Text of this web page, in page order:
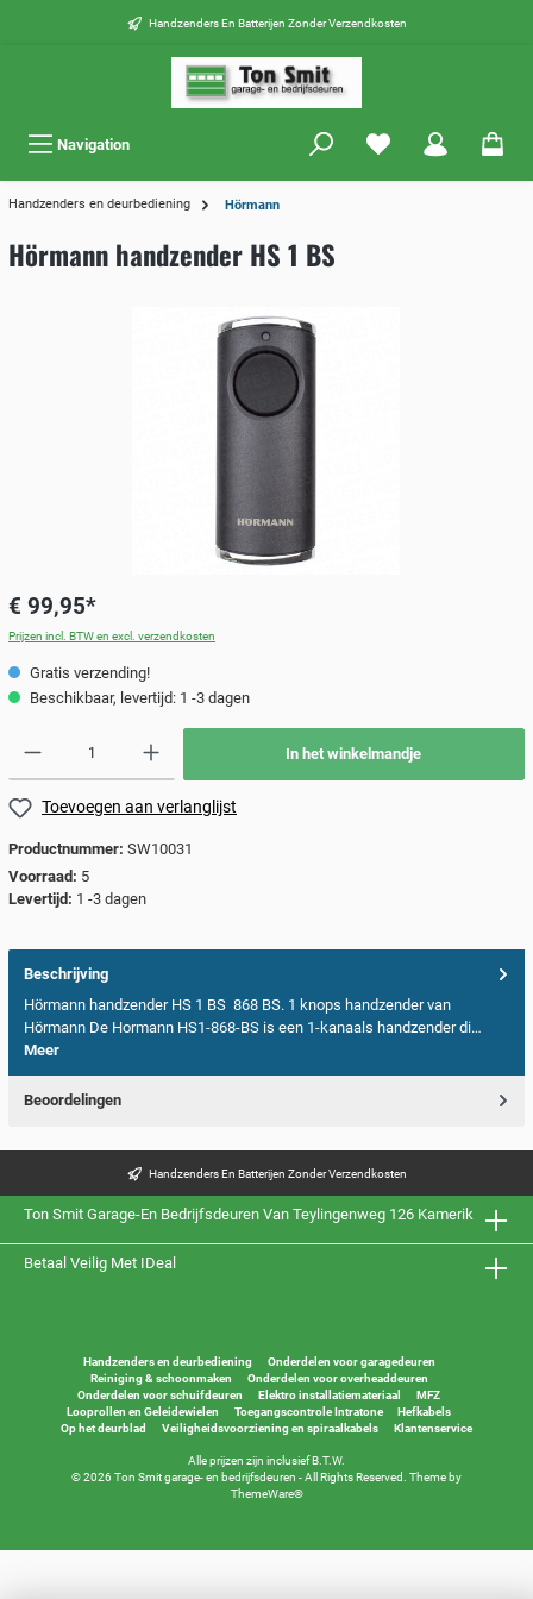
Handzenders En Batterijen Zonder Verzendkosten
Navigation
Handzenders en deurbediening Hörmann
Hörmann handzender HS 1 BS
€ 99,95*
Prijzen incl. BTW en excl. verzendkosten
Gratis verzending!
Beschikbaar, levertijd: 1 -3 dagen
In het winkelmandje
Toevoegen aan verlanglijst
Productnummer: SW10031
Voorraad: 5
Levertijd: 1 -3 dagen
Beschrijving
Hörmann handzender HS 1 BS 868 BS. 1 knops handzender van
Hörmann De Hormann HS1-868-BS is een 1-kanaals handzender di…
Meer
Beoordelingen
Handzenders En Batterijen Zonder Verzendkosten
Ton Smit Garage-En Bedrijfsdeuren Van Teylingenweg 126 Kamerik
Betaal Veilig Met IDeal
Handzenders en deurbediening
Onderdelen voor garagedeuren
Reiniging & schoonmaken
Onderdelen voor overheaddeuren
Onderdelen voor schuifdeuren
Elektro installatiemateriaal
MFZ
Looprollen en Geleidewielen
Toegangscontrole Intratone
Hefkabels
Op het deurblad
Veiligheidsvoorziening en spiraalkabels Klantenservice
Alle prijzen zijn inclusief B.T.W.
© 2026 Ton Smit garage- en bedrijfsdeuren - All Rights Reserved. Theme by
ThemeWare®